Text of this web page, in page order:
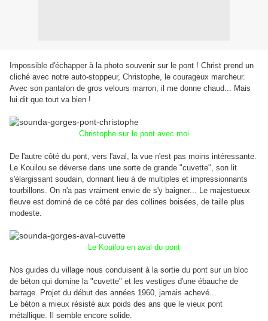
Impossible d'échapper à la photo souvenir sur le pont ! Christ prend un
cliché avec notre auto-stoppeur, Christophe, le courageux marcheur.
Avec son pantalon de gros velours marron, il me donne chaud... Mais
lui dit que tout va bien !
Christophe sur le pont avec moi
De l'autre côté du pont, vers l'aval, la vue n'est pas moins intéressante.
Le Kouilou se déverse dans une sorte de grande "cuvette", son lit
s'élargissant soudain, donnant lieu à de multiples et impressionnants
tourbillons. On n'a pas vraiment envie de s'y baigner... Le majestueux
fleuve est dominé de ce côté par des collines boisées, de taille plus
modeste.
Le Kouilou en aval du pont
Nos guides du village nous conduisent à la sortie du pont sur un bloc
de béton qui domine la "cuvette" et les vestiges d'une ébauche de
barrage. Projet du début des années 1960, jamais achevé...
Le béton a mieux résisté aux poids des ans que le vieux pont
métallique. Il semble encore solide.